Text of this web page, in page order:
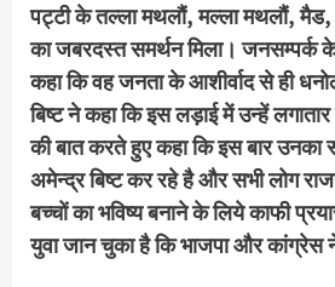
पट्टी के तल्ला मथलौं, मल्ला मथलौं,
का जबरदस्त समर्थन मिला। जनसम्पर्क
कहा कि वह जनता के आशीर्वाद से ही
बिष्ट ने कहा कि इस लड़ाई में उन्हें
की बात करते हुए कहा कि इस बार उनका
अमेन्द्र बिष्ट कर रहे है और सभी लोग
बच्चों का भविष्य बनाने के लिये काफी
युवा जान चुका है कि भाजपा और कांग्रेस